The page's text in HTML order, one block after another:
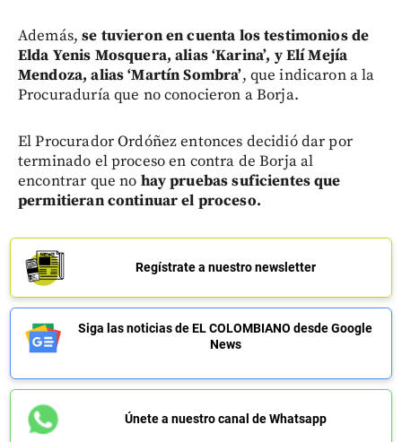
Además,se tuvieron en cuenta los testimonios de
Elda Yenis Mosquera, alias ‘Karina’, y Elí Mejía
Mendoza, alias ‘Martín Sombra’, que indicaron a la
Procuraduría que no conocieron a Borja.
El Procurador Ordóñez entonces decidió dar por
terminado el proceso en contra de Borja al
encontrar que no hay pruebas suficientes que
permitieran continuar el proceso.
Regístrate a nuestro newsletter
Siga las noticias de EL COLOMBIANO desde Google
News
Únete a nuestro canal de Whatsapp